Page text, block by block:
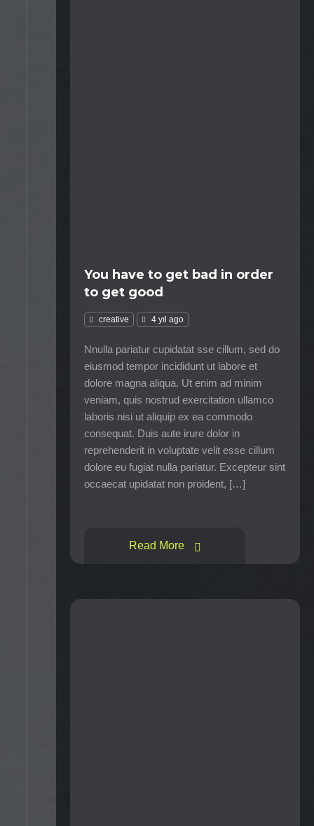
You have to get bad in order
to get good
creative 4 yıl ago
Nnulla pariatur cupidatat sse cillum, sed do
eiusmod tempor incididunt ut labore et
dolore magna aliqua. Ut enim ad minim
veniam, quis nostrud exercitation ullamco
laboris nisi ut aliquip ex ea commodo
consequat. Duis aute irure dolor in
reprehenderit in voluptate velit esse cillum
dolore eu fugiat nulla pariatur. Excepteur sint
occaecat upidatat non proident, […]
Read More